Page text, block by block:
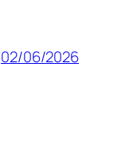
02/06/2026